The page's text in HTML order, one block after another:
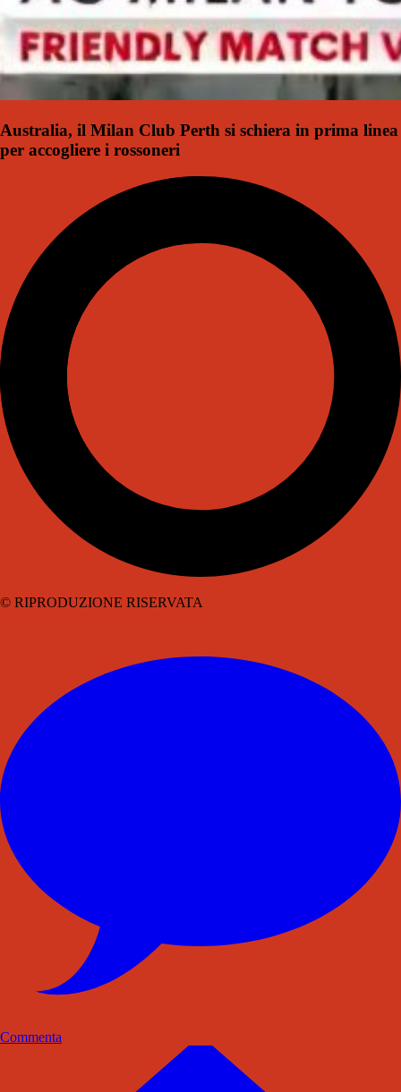
Australia, il Milan Club Perth si schiera in prima linea
per accogliere i rossoneri
© RIPRODUZIONE RISERVATA
Commenta